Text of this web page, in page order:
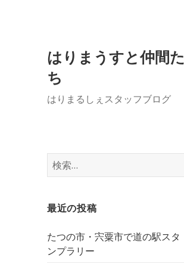
はりまうすと仲間た
ち
はりまるしぇスタッフブログ
検
索:
最近の投稿
たつの市・宍粟市で道の駅スタ
ンプラリー